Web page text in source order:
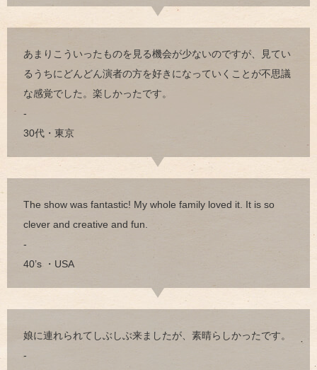
あまりこういったものを見る機会が少ないのですが、見てい
るうちにどんどん演者の方を好きになっていくことが不思議
な感覚でした。楽しかったです。
-
30代・東京
The show was fantastic! My whole family loved it. It is so
clever and creative and fun.
-
40’s ・USA
娘に連れられてしぶしぶ来ましたが、素晴らしかったです。
-